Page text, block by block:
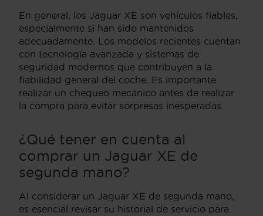
En general, los Jaguar XE son vehículos fiables,
especialmente si han sido mantenidos
adecuadamente. Los modelos recientes cuentan
con tecnología avanzada y sistemas de
seguridad modernos que contribuyen a la
fiabilidad general del coche. Es importante
realizar un chequeo mecánico antes de realizar
la compra para evitar sorpresas inesperadas.
¿Qué tener en cuenta al
comprar un Jaguar XE de
segunda mano?
Al considerar un Jaguar XE de segunda mano,
es esencial revisar su historial de servicio para